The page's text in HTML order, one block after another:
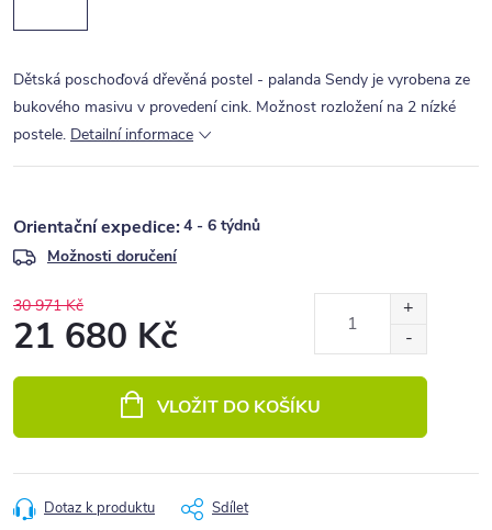
Dětská poschoďová dřevěná postel - palanda Sendy je vyrobena ze
bukového masivu v provedení cink. Možnost rozložení na 2 nízké
postele. Detailní informace
4 - 6 týdnů
Možnosti doručení
30 971 Kč
21 680 Kč
VLOŽIT DO KOŠÍKU
Dotaz k produktu Sdílet